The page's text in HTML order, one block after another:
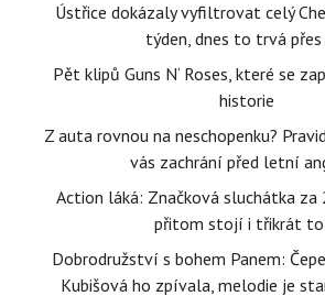
Ústřice dokázaly vyfiltrovat celý
týden, dnes to trvá přes
Pět klipů Guns N‘ Roses, které se
historie
Z auta rovnou na neschopenku?
vás zachrání před letní
Action láká: Značková sluchátka za
přitom stojí i třikrát
Dobrodružství s bohem Panem:
Kubišová ho zpívala, melodie je